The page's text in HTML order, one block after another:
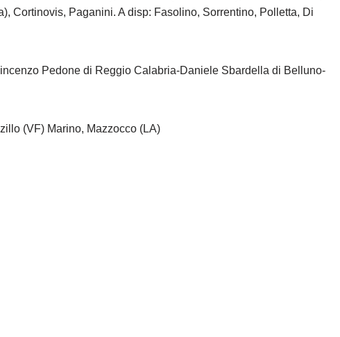
Cortinovis, Paganini. A disp: Fasolino, Sorrentino, Polletta, Di
Pedone di Reggio Calabria-Daniele Sbardella di Belluno-
(VF) Marino, Mazzocco (LA)